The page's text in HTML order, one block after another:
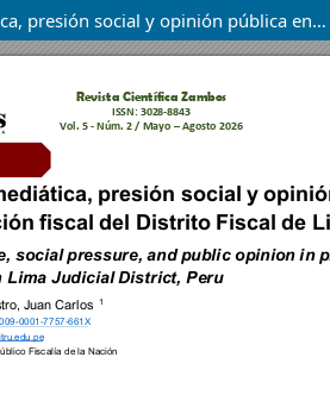
Cobertura mediática, presión social y opinión pública en la actuación fiscal del Distrito Fiscal de Lima, Perú